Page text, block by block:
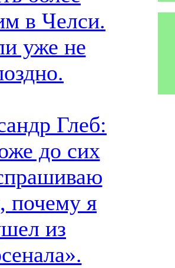
в Челси.
уже не
Глеб:
до сих
почему я
из